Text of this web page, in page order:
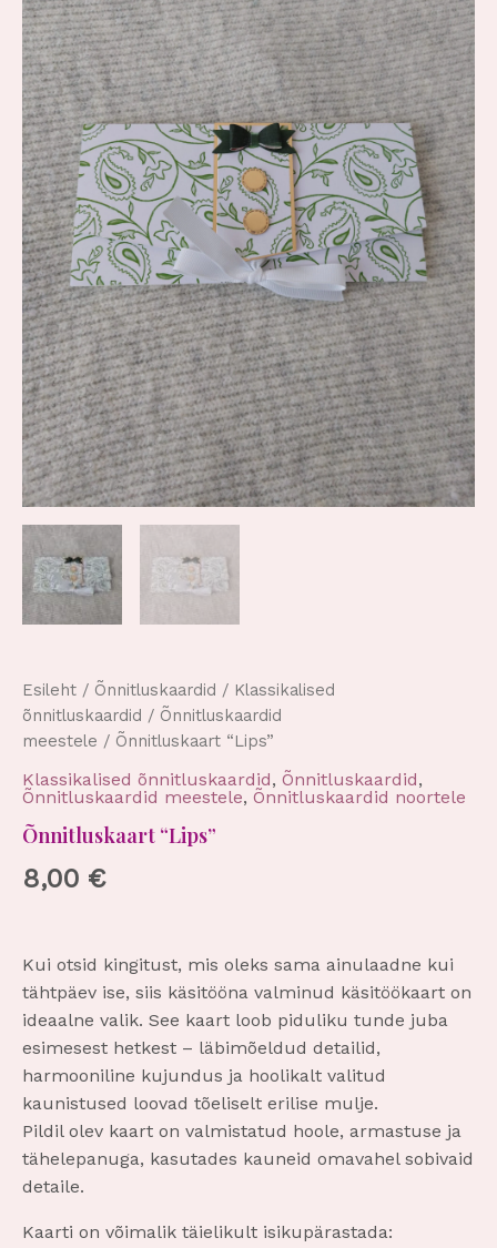
Esileht / Õnnitluskaardid / Klassikalised
õnnitluskaardid / Õnnitluskaardid
meestele / Õnnitluskaart “Lips”
Klassikalised õnnitluskaardid, Õnnitluskaardid,
Õnnitluskaardid meestele, Õnnitluskaardid noortele
Õnnitluskaart “Lips”
8,00 €
Kui otsid kingitust, mis oleks sama ainulaadne kui
tähtpäev ise, siis käsitööna valminud käsitöökaart on
ideaalne valik. See kaart loob piduliku tunde juba
esimesest hetkest – läbimõeldud detailid,
harmooniline kujundus ja hoolikalt valitud
kaunistused loovad tõeliselt erilise mulje.
Pildil olev kaart on valmistatud hoole, armastuse ja
tähelepanuga, kasutades kauneid omavahel sobivaid
detaile.
Kaarti on võimalik täielikult isikupärastada: